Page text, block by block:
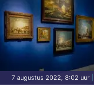
7 augustus 2022, 8:02 uur